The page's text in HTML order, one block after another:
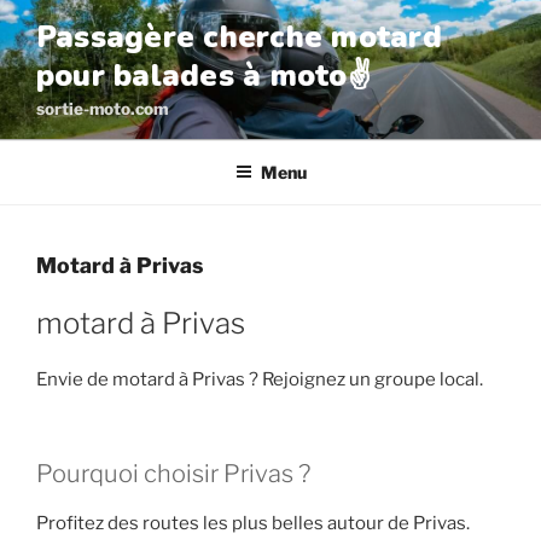
Aller
au
contenu
principal
Passagère cherche motard
pour balades à moto✌️
sortie-moto.com
Menu
Motard à Privas
motard à Privas
Envie de motard à Privas ? Rejoignez un groupe local.
Pourquoi choisir Privas ?
Profitez des routes les plus belles autour de Privas.